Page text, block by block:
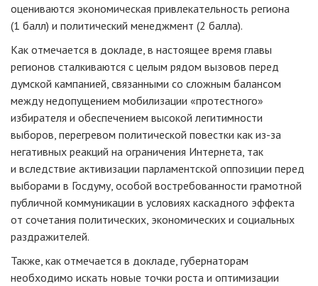
оцениваются экономическая привлекательность региона
(1 балл) и политический менеджмент (2 балла).
Как отмечается в докладе, в настоящее время главы
регионов сталкиваются с целым рядом вызовов перед
думской кампанией, связанными со сложным балансом
между недопущением мобилизации «протестного»
избирателя и обеспечением высокой легитимности
выборов, перегревом политической повестки как из-за
негативных реакций на ограничения Интернета, так
и вследствие активизации парламентской оппозиции перед
выборами в Госдуму, особой востребованности грамотной
публичной коммуникации в условиях каскадного эффекта
от сочетания политических, экономических и социальных
раздражителей.
Также, как отмечается в докладе, губернаторам
необходимо искать новые точки роста и оптимизации